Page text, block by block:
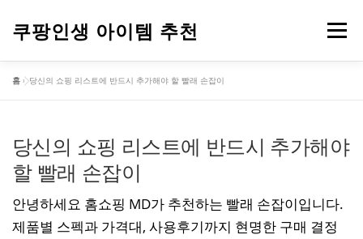
쿠팡인생 아이템 추천 메뉴
컴퓨터 기타
홈 »당신의 쇼핑 리스트에 반드시 추가해야 할 빨래 손잡이
당신의 쇼핑 리스트에 반드시 추가해야
할 빨래 손잡이
안녕하세요 홈쇼핑 MD가 추천하는 빨래 손잡이입니다.
제품별 스펙과 가격대, 사용후기까지 현명한 구매 결정